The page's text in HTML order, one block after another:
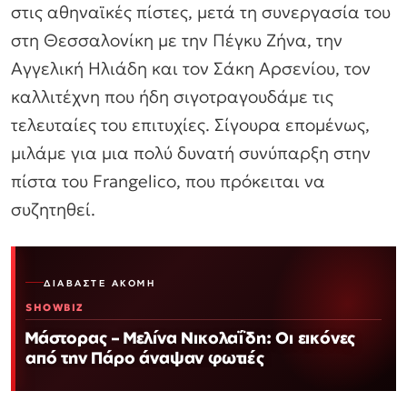
στις αθηναϊκές πίστες, μετά τη συνεργασία του
στη Θεσσαλονίκη με την Πέγκυ Ζήνα, την
Αγγελική Ηλιάδη και τον Σάκη Αρσενίου, τον
καλλιτέχνη που ήδη σιγοτραγουδάμε τις
τελευταίες του επιτυχίες. Σίγουρα επομένως,
μιλάμε για μια πολύ δυνατή συνύπαρξη στην
πίστα του Frangelico, που πρόκειται να
συζητηθεί.
ΔΙΑΒΆΣΤΕ ΑΚΌΜΗ
SHOWBIZ
Μάστορας – Μελίνα Νικολαΐδη: Οι εικόνες
από την Πάρο άναψαν φωτιές